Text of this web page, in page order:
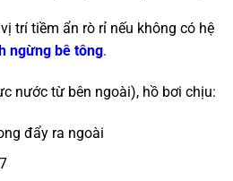
trí tiềm ẩn rò rỉ nếu không có hệ
ngừng bê tông.
nước từ bên ngoài), hồ bơi chịu:
đẩy ra ngoài